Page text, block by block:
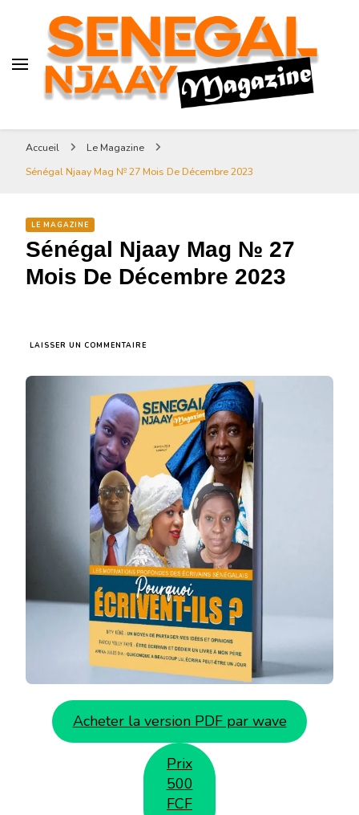
Senegal-njaay.com littérature
Africaine littérature sénégalaise
Art et Culture
Magazine Sénégal Njaay –
Senegal-njaay.com littérature
Africaine littérature
sénégalaise Art et Culture
revue littéraire africaine
Accueil
Le Magazine
Sénégal Njaay Mag № 27 Mois De Décembre 2023
LE MAGAZINE
Sénégal Njaay Mag № 27
Mois De Décembre 2023
LAISSER UN COMMENTAIRE
27
MOIS
DÉCEMBRE
Acheter la version PDF par wave
Prix
500
FCF